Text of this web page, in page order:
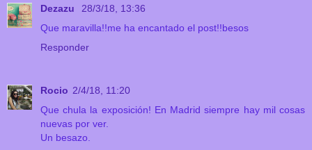
Dezazu
28/3/18, 13:36
Que maravilla!!me ha encantado el post!!besos
Responder
Rocio 2/4/18, 11:20
Que chula la exposición! En Madrid siempre hay mil cosas
nuevas por ver.
Un besazo.